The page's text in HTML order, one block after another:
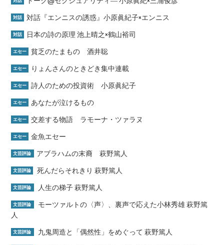
対話 対話『エンニスの誘惑』小原眞紀子×エンニス
対話 日本の詩の原理 池上晴之×鶴山裕司
エセー 貧乏のたまもの 酒井聡
エセー りょんさんのときどき集中連載
エセー 詩人のための投資術 小原眞紀子
エセー あなたが泣けるもの
エセー 交差する物語 ラモーナ・ツァラヌ
エセー 金魚エセー
文芸評論 アブラハムの末裔 萩野篤人
文芸評論 死んだらそれきり 萩野篤人
文芸評論 人生の梯子 萩野篤人
文芸評論
モーツァルトの〈声〉、裏声で応えた小林秀雄 萩野篤
人
文芸評論 九鬼周造と「偶然性」をめぐって 萩野篤人